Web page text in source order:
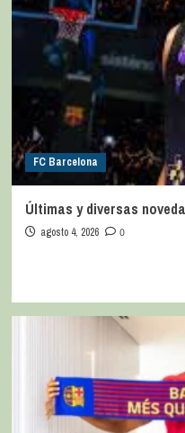
FC Barcelona
Últimas y diversas
agosto 4, 2026 0